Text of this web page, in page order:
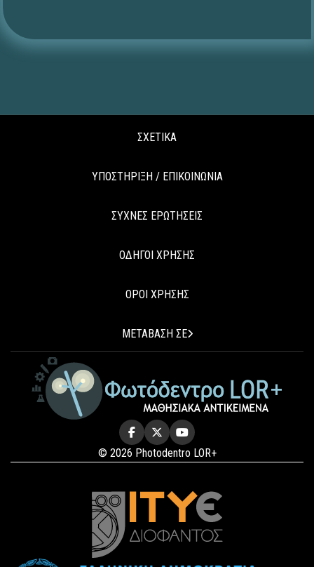
ΣΧΕΤΙΚΑ
ΥΠΟΣΤΗΡΙΞΗ / ΕΠΙΚΟΙΝΩΝΙΑ
ΣΥΧΝΕΣ ΕΡΩΤΗΣΕΙΣ
ΟΔΗΓΟΙ ΧΡΗΣΗΣ
ΟΡΟΙ ΧΡΗΣΗΣ
ΜΕΤΑΒΑΣΗ ΣΕ
© 2026 Photodentro LOR+